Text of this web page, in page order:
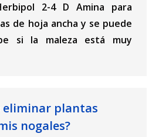
2-4 D Amina para
de hoja ancha y se puede
si la maleza está muy
eliminar plantas
nogales?